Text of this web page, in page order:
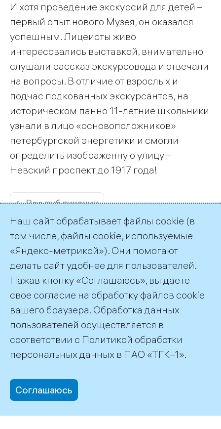
И хотя проведение экскурсий для детей –
первый опыт нового Музея, он оказался
успешным. Лицеисты живо
интересовались выставкой, внимательно
слушали рассказ экскурсовода и отвечали
на вопросы. В отличие от взрослых и
подчас подкованных экскурсантов, на
историческом панно 11-летние школьники
узнали в лицо «основоположников»
петербургской энергетики и смогли
определить изображенную улицу –
Невский проспект до 1917 года!
← Все публикации
Пресс-служба ТГК-1
+7 (812) 688-32-84
press@tgc1.ru
©2026 ПАО «ТГК–1»
office@tgc1.ru
Наш сайт обрабатывает файлы cookie (в
том числе, файлы cookie, используемые
«Яндекс-метрикой»). Они помогают
делать сайт удобнее для пользователей.
Нажав кнопку «Соглашаюсь», вы даете
свое согласие на обработку файлов cookie
вашего браузера. Обработка данных
пользователей осуществляется в
соответствии с Политикой обработки
персональных данных в ПАО «ТГК–1».
Соглашаюсь